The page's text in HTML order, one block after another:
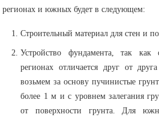
регионах и южных будет в следующем:
Строительный материал для стен и
Устройство фундамента, так как
регионах отличается друг от
возьмем за основу пучинистые
более 1 м и с уровнем залегания
от поверхности грунта. Для